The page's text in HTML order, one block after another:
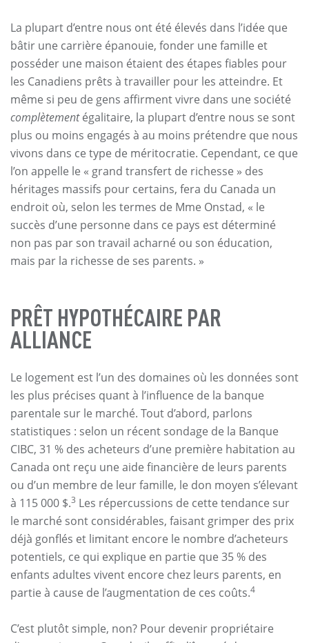
La plupart d’entre nous ont été élevés dans l’idée que
bâtir une carrière épanouie, fonder une famille et
posséder une maison étaient des étapes fiables pour
les Canadiens prêts à travailler pour les atteindre. Et
même si peu de gens affirment vivre dans une société
complètementégalitaire, la plupart d’entre nous se sont
plus ou moins engagés à au moins prétendre que nous
vivons dans ce type de méritocratie. Cependant, ce que
l’on appelle le « grand transfert de richesse » des
héritages massifs pour certains, fera du Canada un
endroit où, selon les termes de Mme Onstad, « le
succès d’une personne dans ce pays est déterminé
non pas par son travail acharné ou son éducation,
mais par la richesse de ses parents. »
PRÊT HYPOTHÉCAIRE PAR
ALLIANCE
Le logement est l’un des domaines où les données sont
les plus précises quant à l’influence de la banque
parentale sur le marché. Tout d’abord, parlons
statistiques : selon un récent sondage de la Banque
CIBC, 31 % des acheteurs d’une première habitation au
Canada ont reçu une aide financière de leurs parents
ou d’un membre de leur famille, le don moyen s’élevant
à 115 000 $.3 Les répercussions de cette tendance sur
le marché sont considérables, faisant grimper des prix
déjà gonflés et limitant encore le nombre d’acheteurs
potentiels, ce qui explique en partie que 35 % des
enfants adultes vivent encore chez leurs parents, en
partie à cause de l’augmentation de ces coûts.4
C’est plutôt simple, non? Pour devenir propriétaire